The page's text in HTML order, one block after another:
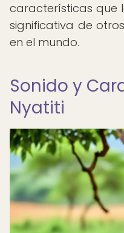
características que
significativa de
en el mundo.
Sonido y
Nyatiti